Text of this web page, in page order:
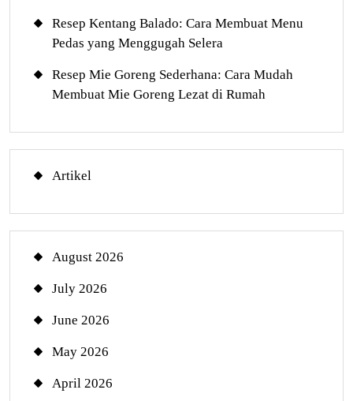
Resep Kentang Balado: Cara Membuat Menu
Pedas yang Menggugah Selera
Resep Mie Goreng Sederhana: Cara Mudah
Membuat Mie Goreng Lezat di Rumah
Artikel
August 2026
July 2026
June 2026
May 2026
April 2026